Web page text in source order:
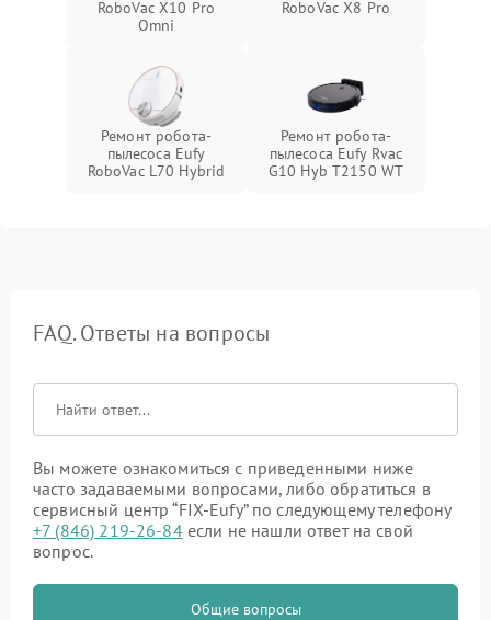
RoboVac X10 Pro
Omni
RoboVac X8 Pro
Ремонт робота-
пылесоса Eufy
RoboVac L70 Hybrid
Ремонт робота-
пылесоса Eufy Rvac
G10 Hyb T2150 WT
FAQ. Ответы на вопросы
Вы можете ознакомиться с приведенными ниже
часто задаваемыми вопросами, либо обратиться в
сервисный центр “FIX-Eufy” по следующему телефону
+7 (846) 219-26-84если не нашли ответ на свой
вопрос.
Общие вопросы